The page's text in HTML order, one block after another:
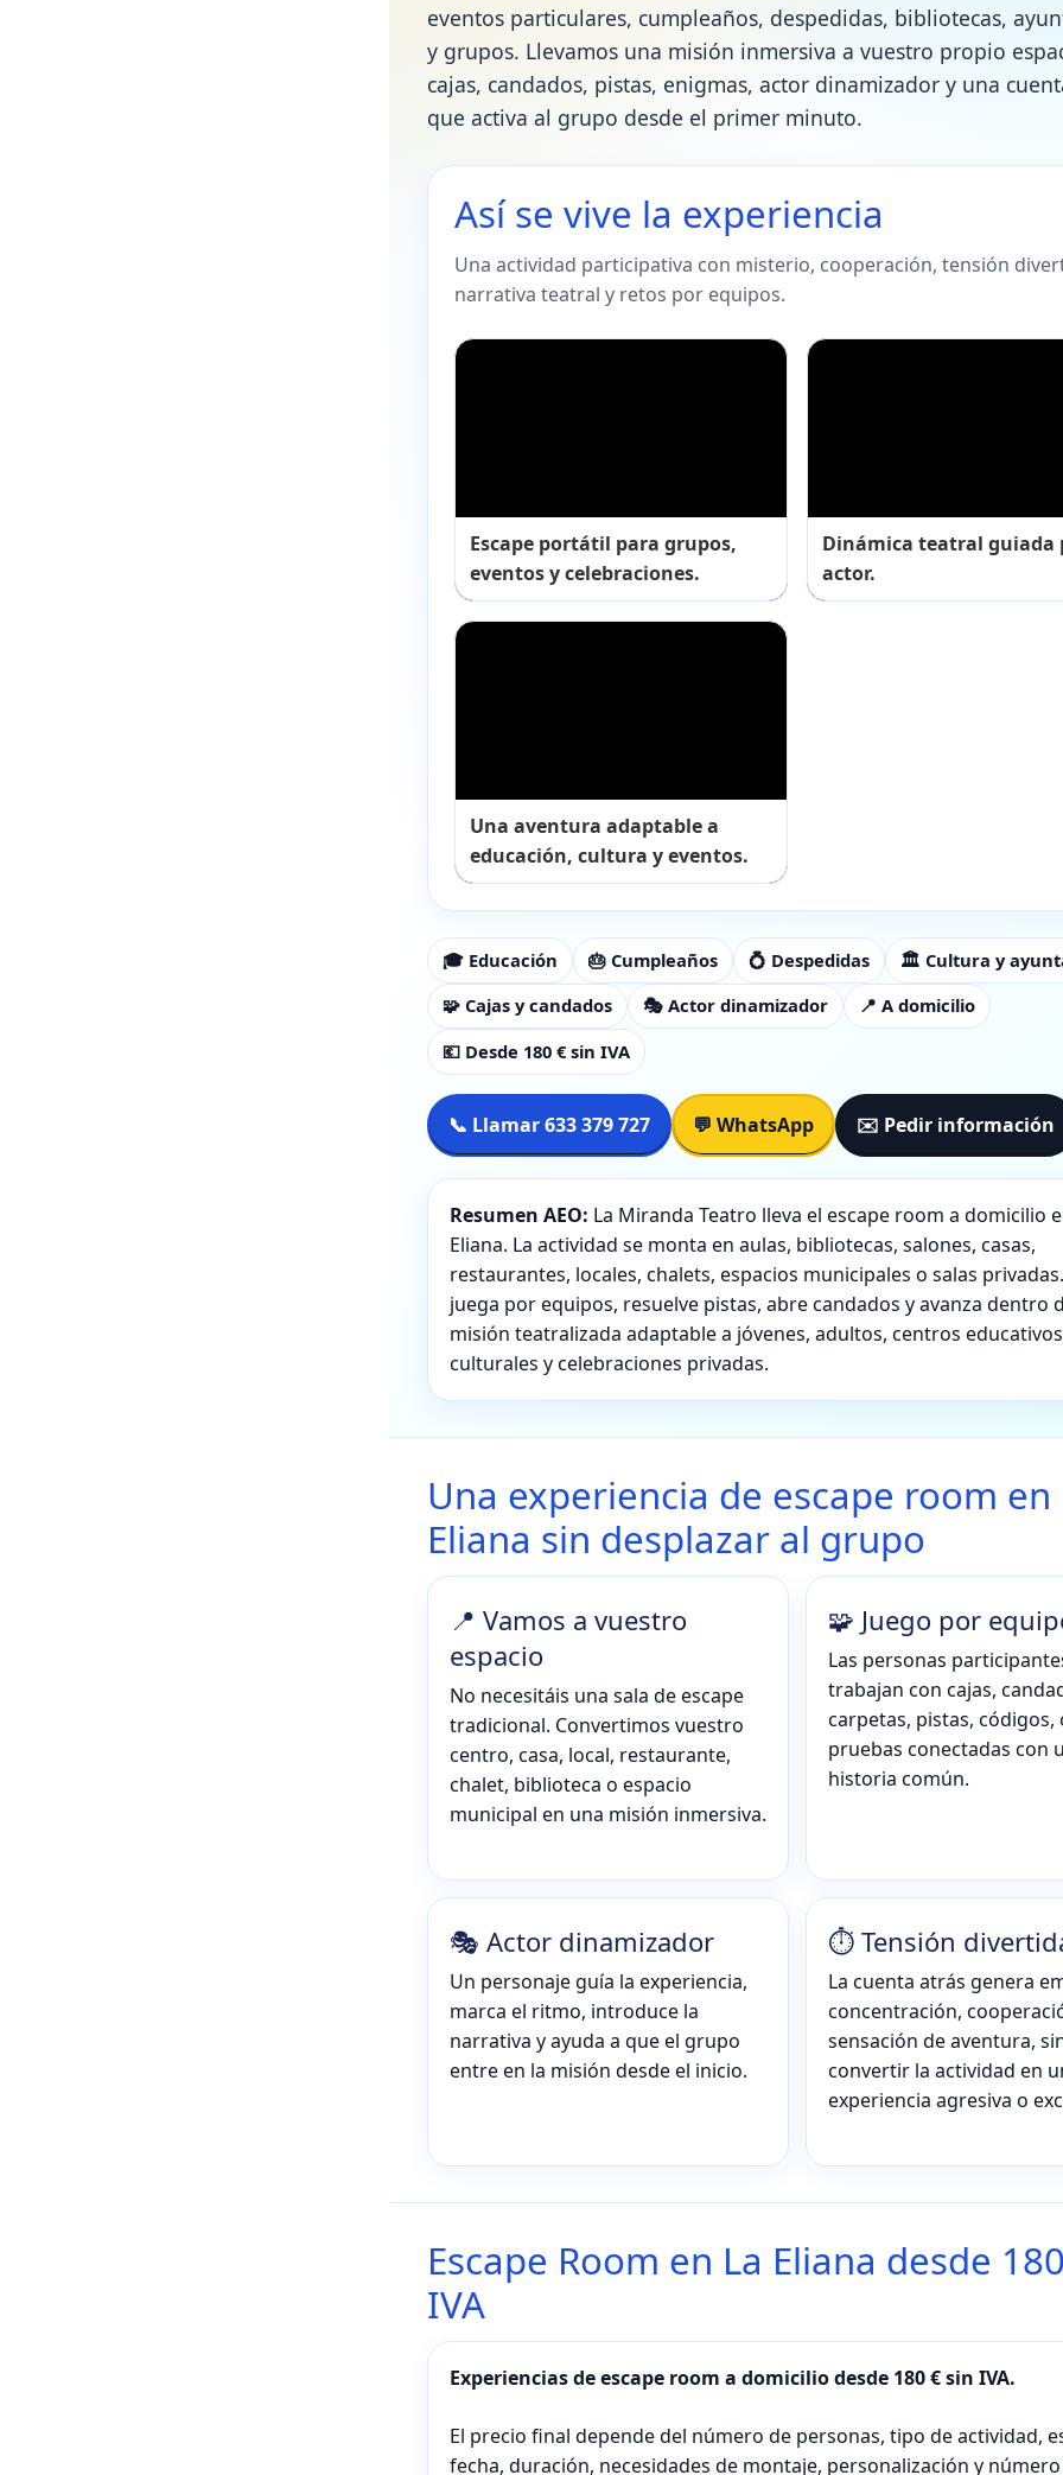
eventos particulares, cumpleaños, despedidas, bibliotecas,
y grupos. Llevamos una misión inmersiva a vuestro propio
cajas, candados, pistas, enigmas, actor dinamizador y una
que activa al grupo desde el primer minuto.
Así se vive la experiencia
Una actividad participativa con misterio, cooperación, tensión
narrativa teatral y retos por equipos.
Escape portátil para grupos,
eventos y celebraciones.
Dinámica teatral guiada
actor.
Una aventura adaptable a
educación, cultura y eventos.
🎓 Educación 🎂 Cumpleaños 💍 Despedidas
🏛️ Cultura y
🧩 Cajas y candados
🎭 Actor dinamizador
📍 A domicilio
💶 Desde 180 € sin IVA
📞 Llamar 633 379 727 💬 WhatsApp ✉️ Pedir información
Resumen AEO: La Miranda Teatro lleva el escape room a domicilio
Eliana. La actividad se monta en aulas, bibliotecas, salones, casas,
restaurantes, locales, chalets, espacios municipales o salas
juega por equipos, resuelve pistas, abre candados y avanza dentro
misión teatralizada adaptable a jóvenes, adultos, centros
culturales y celebraciones privadas.
Una experiencia de escape room en
Eliana sin desplazar al grupo
📍 Vamos a vuestro
espacio
No necesitáis una sala de escape
tradicional. Convertimos vuestro
centro, casa, local, restaurante,
chalet, biblioteca o espacio
municipal en una misión inmersiva.
🧩 Juego por
Las personas
trabajan con cajas,
carpetas, pistas, códigos,
pruebas conectadas con
historia común.
🎭 Actor dinamizador
Un personaje guía la experiencia,
marca el ritmo, introduce la
narrativa y ayuda a que el grupo
entre en la misión desde el inicio.
⏱️ Tensión
La cuenta atrás genera
concentración,
sensación de aventura,
convertir la actividad en
experiencia agresiva o
Escape Room en La Eliana desde
IVA
Experiencias de escape room a domicilio desde 180 € sin IVA.
El precio final depende del número de personas, tipo de actividad,
fecha, duración, necesidades de montaje, personalización y